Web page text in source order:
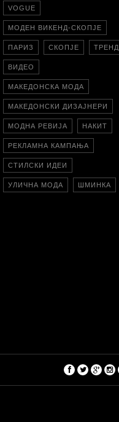
VOGUE
МОДЕН ВИКЕНД-СКОПЈЕ
ПАРИЗ СКОПЈЕ ТРЕНД
ВИДЕО
МАКЕДОНСКА МОДА
МАКЕДОНСКИ ДИЗАЈНЕРИ
МОДНА РЕВИЈА НАКИТ
РЕКЛАМНА КАМПАЊА
СТИЛСКИ ИДЕИ
УЛИЧНА МОДА ШМИНКА